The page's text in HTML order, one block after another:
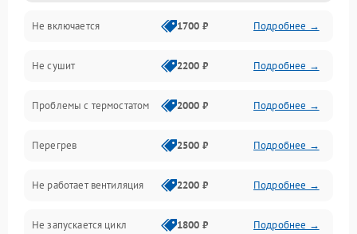
Механические повреждения
Оптика
Программное обеспечение
Датчики
Безопасность
Не включается 1700 ₽ Подробнее →
Не сушит 2200 ₽ Подробнее →
Проблемы с термостатом 2000 ₽ Подробнее →
Перегрев 2500 ₽ Подробнее →
Не работает вентиляция 2200 ₽ Подробнее →
Не запускается цикл 1800 ₽ Подробнее →